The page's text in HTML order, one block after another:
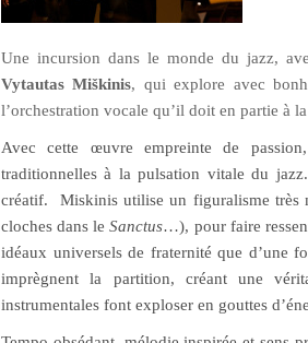
Une incursion dans le monde du jazz,
Vytautas Miškinis, qui explore avec
l’orchestration vocale qu’il doit en partie à
Avec cette œuvre empreinte de
traditionnelles à la pulsation vitale du
créatif. Miskinis utilise un figuralisme très
cloches dans leSanctus…), pour faire
idéaux universels de fraternité que d’une
imprègnent la partition, créant une
instrumentales font exploser en gouttes